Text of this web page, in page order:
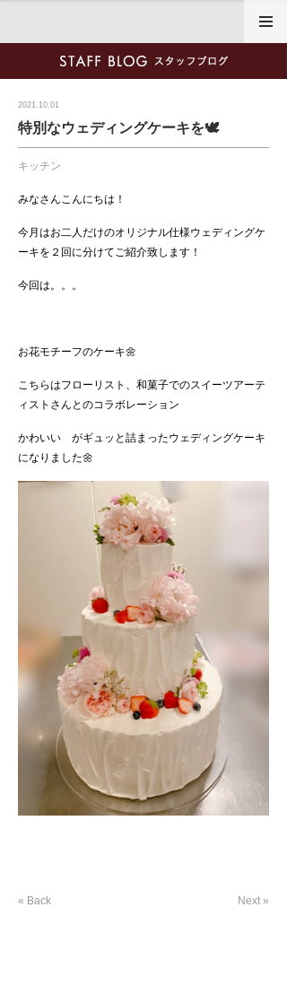
2021.10.01
特別なウェディングケーキを🕊
キッチン
みなさんこんにちは！
今月はお二人だけのオリジナル仕様ウェディングケ
ーキを２回に分けてご紹介致します！
今回は。。。
お花モチーフのケーキ🌼
こちらはフローリスト、和菓子でのスイーツアーテ
ィストさんとのコラボレーション
かわいい がギュッと詰まったウェディングケーキ
になりました🌼
« Back Next »